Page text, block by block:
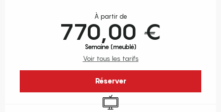
À partir de
770,00 €
Semaine (meublé)
Voir tous les tarifs
Réserver
Télévision